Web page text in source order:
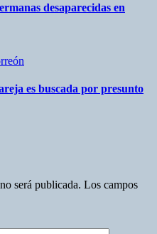
desaparecidas en
es buscada por presunto
será publicada. Los campos